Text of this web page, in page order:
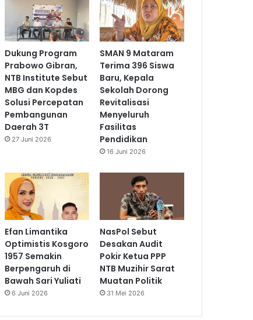
Dukung Program
Prabowo Gibran,
NTB Institute Sebut
MBG dan Kopdes
Solusi Percepatan
Pembangunan
Daerah 3T
27 Juni 2026
SMAN 9 Mataram
Terima 396 Siswa
Baru, Kepala
Sekolah Dorong
Revitalisasi
Menyeluruh
Fasilitas
Pendidikan
16 Juni 2026
Efan Limantika
Optimistis Kosgoro
1957 Semakin
Berpengaruh di
Bawah Sari Yuliati
6 Juni 2026
NasPol Sebut
Desakan Audit
Pokir Ketua PPP
NTB Muzihir Sarat
Muatan Politik
31 Mei 2026